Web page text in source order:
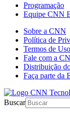
Programação
Equipe CNN
Sobre a CNN
Política de
Termos de Uso
Fale com a
Distribuição
Faça parte da
Buscar